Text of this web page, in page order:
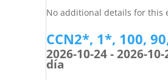
No additional details for this
CCN2*, 1*, 100,
2026-10-24 - 2026-
día